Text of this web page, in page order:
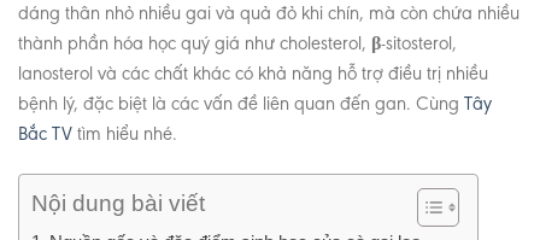
dáng thân nhỏ nhiều gai và quả đỏ khi chín, mà còn chứa nhiều
thành phần hóa học quý giá như cholesterol, β-sitosterol,
lanosterol và các chất khác có khả năng hỗ trợ điều trị nhiều
bệnh lý, đặc biệt là các vấn đề liên quan đến gan. Cùng Tây
Bắc TV tìm hiểu nhé.
Nội dung bài viết